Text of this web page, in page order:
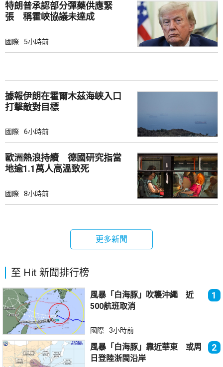
特朗普承認部分彈藥供應緊
張 稱霍峽協議未達成
國際 5小時前
據報伊朗在霍爾木茲海峽入口
打擊敵對目標
國際 6小時前
歐洲熱浪持續 德國研究指當
地逾1.1萬人高溫致死
國際 8小時前
更多新聞
至 Hit 新聞排行榜
風暴「白海豚」吹襲沖繩 近
500航班取消
1
國際 3小時前
風暴「白海豚」靠近華東 或周
日登陸浙閩沿岸
2